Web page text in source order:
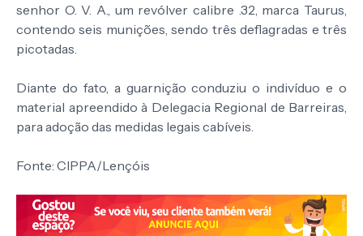
senhor O. V. A., um revólver calibre .32, marca Taurus,
contendo seis munições, sendo três deflagradas e três
picotadas.
Diante do fato, a guarnição conduziu o indivíduo e o
material apreendido à Delegacia Regional de Barreiras,
para adoção das medidas legais cabíveis.
Fonte: CIPPA/Lençóis